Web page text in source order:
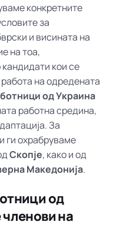
конкретните
за
и висината на
на тоа,
кои се
на одредената
од Украина
работна средина,
За
ги охрабруваме
Скопје, како и од
Македонија.
од
на